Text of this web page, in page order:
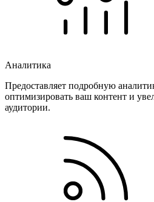
Аналитика
Предоставляет подробную
оптимизировать ваш контент и
аудитории.